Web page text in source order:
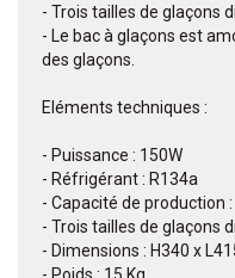
- Trois tailles de glaçons
- Le bac à glaçons est
des glaçons.
Eléments techniques :
- Puissance : 150W
- Réfrigérant : R134a
- Capacité de production
- Trois tailles de glaçons
- Dimensions : H340 x